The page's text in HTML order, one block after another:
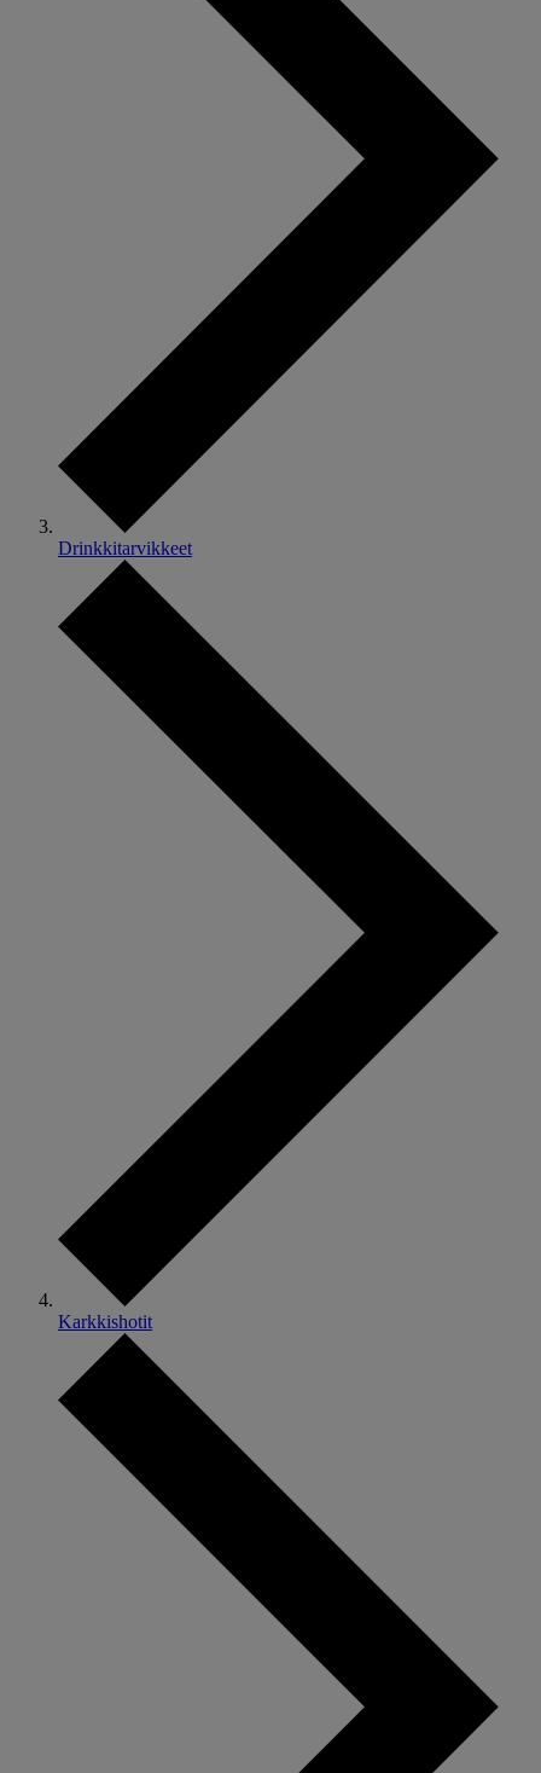
Drinkkitarvikkeet
Karkkishotit